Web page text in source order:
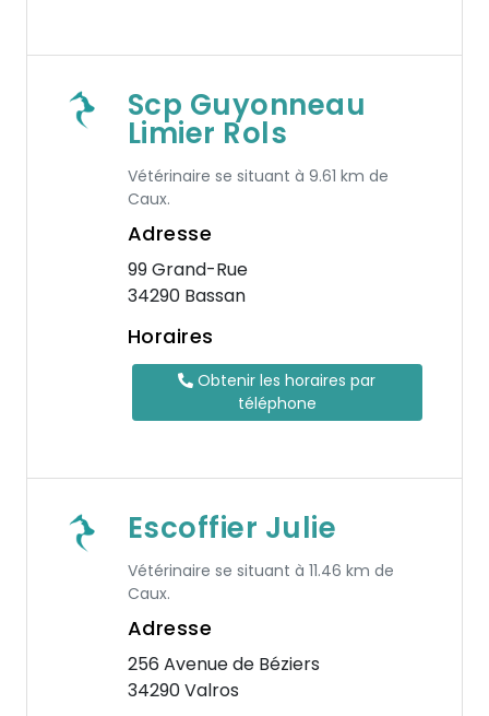
Scp Guyonneau
Limier Rols
Vétérinaire se situant à 9.61 km de
Caux.
Adresse
99 Grand-Rue
34290 Bassan
Horaires
Obtenir les horaires par
téléphone
Escoffier Julie
Vétérinaire se situant à 11.46 km de
Caux.
Adresse
256 Avenue de Béziers
34290 Valros